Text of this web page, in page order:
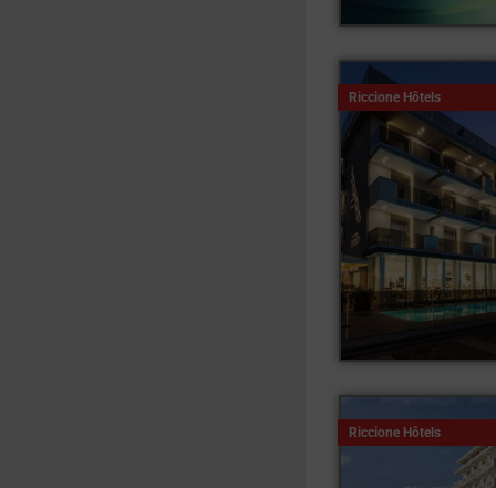
Riccione Hôtels
Riccione Hôtels